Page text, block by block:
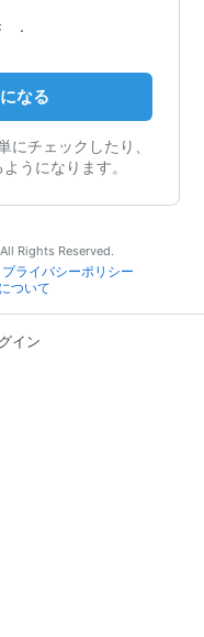
.
なる
にチェックしたり、
うになります。
Rights Reserved.
プライバシーポリシー
ついて
イン